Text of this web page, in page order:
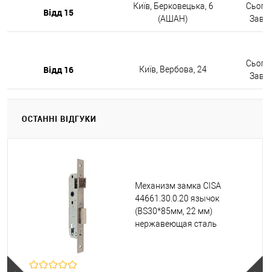
Відд 15
Київ, Берковецька, 6
(АШАН)
Відд 16 Київ, Вербова, 24
ОСТАННІ ВІДГУКИ
Механизм замка CISA
44661.30.0.20 язычок
(BS30*85мм, 22 мм)
нержавеющая сталь